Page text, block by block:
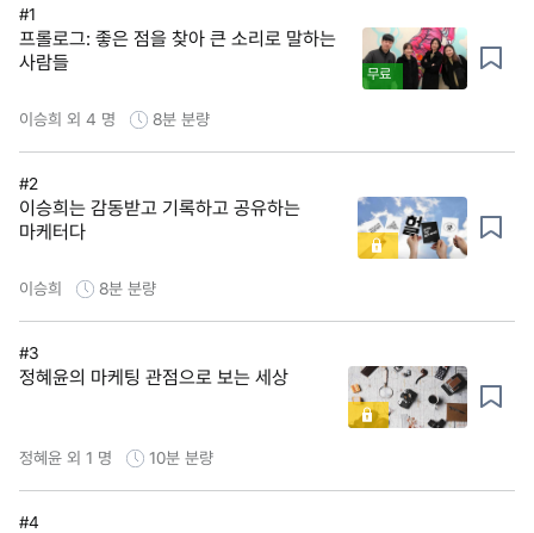
#1
프롤로그: 좋은 점을 찾아 큰 소리로 말하는
사람들
무료
이승희 외 4 명 8분 분량
#2
이승희는 감동받고 기록하고 공유하는
마케터다
이승희 8분 분량
#3
정혜윤의 마케팅 관점으로 보는 세상
정혜윤 외 1 명 10분 분량
#4